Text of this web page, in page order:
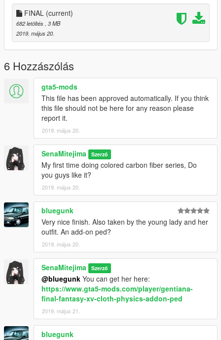
FINAL (current)
682 letöltés , 3 MB
2019. május 20.
6 Hozzászólás
gta5-mods
This file has been approved automatically. If you think
this file should not be here for any reason please
report it.
2019. május 20.
SenaMitejima Szerző
My first time doing colored carbon fiber series, Do
you guys like it?
2019. május 20.
bluegunk
Very nice finish. Also taken by the young lady and her
outfit. An add-on ped?
2019. május 20.
SenaMitejima Szerző
@bluegunk You can get her here:
https://www.gta5-mods.com/player/gentiana-
final-fantasy-xv-cloth-physics-addon-ped
2019. május 21.
bluegunk